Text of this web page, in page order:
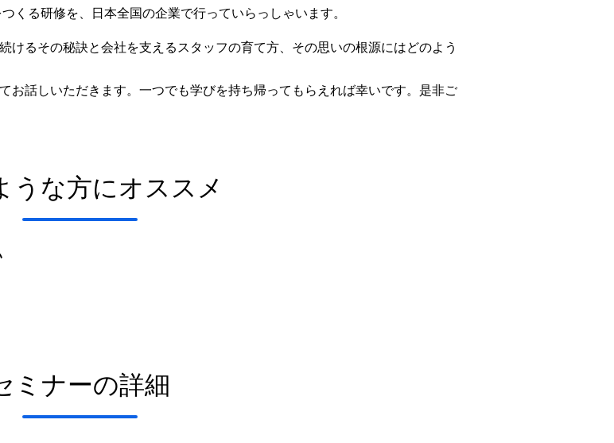
くる研修を、日本全国の企業で行っていらっしゃいます。
けるその秘訣と会社を支えるスタッフの育て方、その思いの根源にはどのよう
お話しいただきます。一つでも学びを持ち帰ってもらえれば幸いです。是非ご
うな方にオススメ
ミナーの詳細